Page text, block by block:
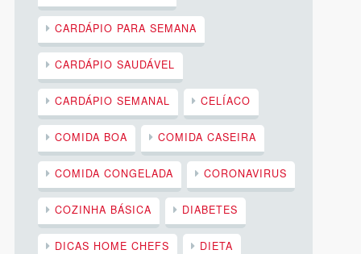
CARDÁPIO PARA SEMANA
CARDÁPIO SAUDÁVEL
CARDÁPIO SEMANAL CELÍACO
COMIDA BOA COMIDA CASEIRA
COMIDA CONGELADA CORONAVIRUS
COZINHA BÁSICA DIABETES
DICAS HOME CHEFS DIETA